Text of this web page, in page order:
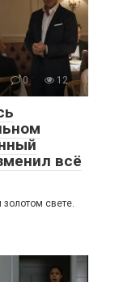
0 12
всё
свете.